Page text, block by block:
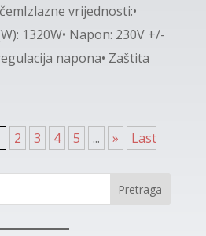
vrijednosti:•
1320W• Napon: 230V +/-
napona• Zaštita
2 3 4 5 ... »
Last
Pretraga